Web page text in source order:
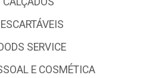
SERVICE
E COSMÉTICA